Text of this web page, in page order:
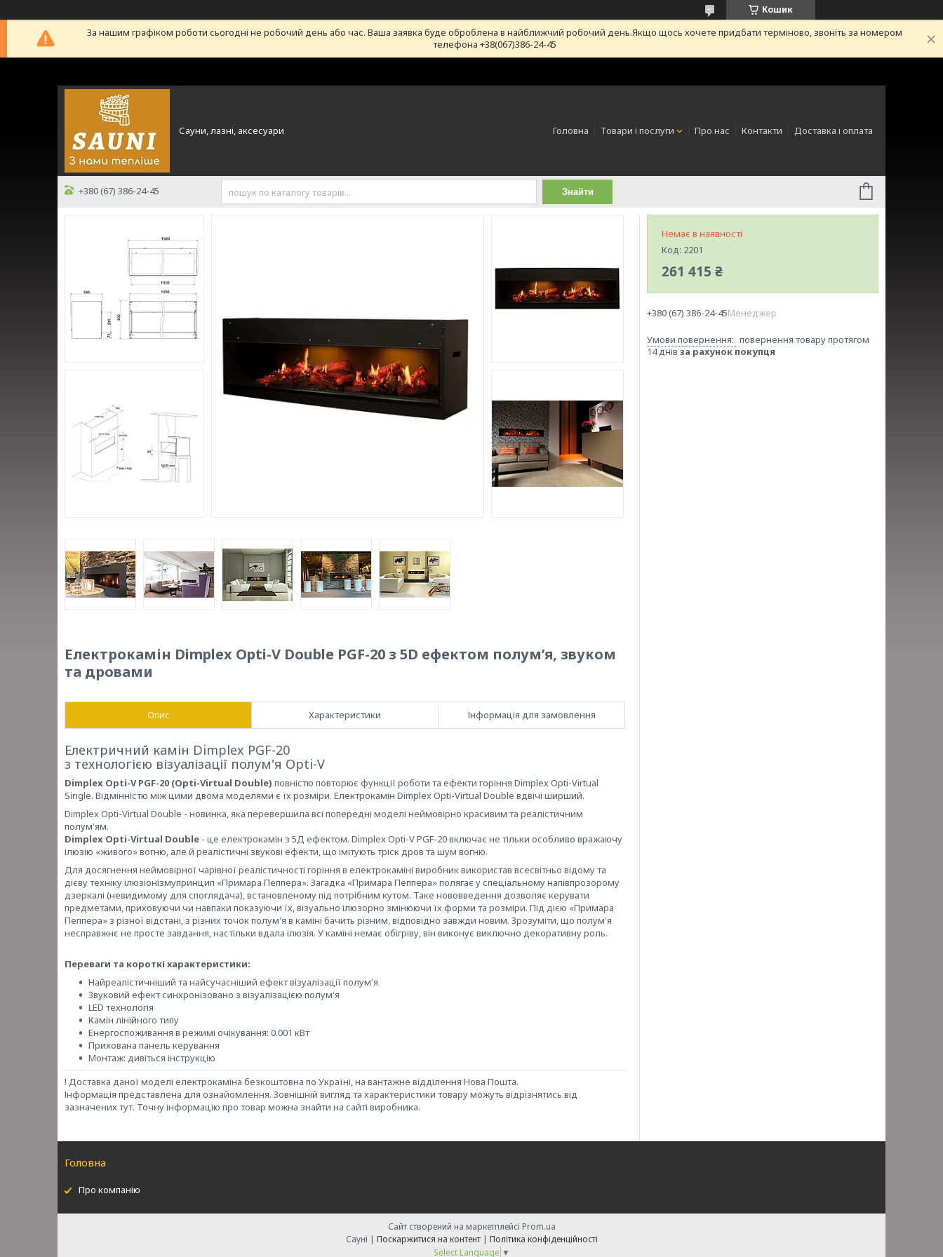
Кошик
За нашим графіком роботи сьогодні не робочий день або час. Ваша заявка буде оброблена в найближчий робочий день.Якщо щось хочете придбати терміново, звоніть за номером
телефона +38(067)386-24-45
Сауни, лазні, аксесуари Головна Товари і послуги Про нас Контакти Доставка і оплата
+380 (67) 386-24-45 Знайти
Електрокамін Dimplex Opti-V Double PGF-20 з 5D ефектом полумʼя, звуком
та дровами
Опис Характеристики Інформація для замовлення
Електричний камін Dimplex PGF-20
з технологією візуалізації полум'я Opti-V
Dimplex Opti-V PGF-20 (Opti-Virtual Double) повністю повторює функції роботи та ефекти горіння Dimplex Opti-Virtual
Single. Відмінністю між цими двома моделями є їх розміри. Електрокамін Dimplex Opti-Virtual Double вдвічі ширший.
Dimplex Opti-Virtual Double - новинка, яка перевершила всі попередні моделі неймовірно красивим та реалістичним
полум'ям.
Dimplex Opti-Virtual Double - це електрокамін з 5Д ефектом. Dimplex Opti-V PGF-20 включає не тільки особливо вражаючу
ілюзію «живого» вогню, але й реалістичні звукові ефекти, що імітують тріск дров та шум вогню.
Для досягнення неймовірної чарівної реалістичності горіння в електрокаміні виробник використав всесвітньо відому та
дієву техніку ілюзіонізмупринцип «Примара Пеппера». Загадка «Примара Пеппера» полягає у спеціальному напівпрозорому
дзеркалі (невидимому для споглядача), встановленому під потрібним кутом. Таке нововведення дозволяє керувати
предметами, приховуючи чи навпаки показуючи їх, візуально ілюзорно змінюючи їх форми та розміри. Під дією «Примара
Пеппера» з різної відстані, з різних точок полум'я в каміні бачить різним, відповідно завжди новим. Зрозуміти, що полум'я
несправжнє не просте завдання, настільки вдала ілюзія. У каміні немає обігріву, він виконує виключно декоративну роль.
Переваги та короткі характеристики:
Найреалістичніший та найсучасніший ефект візуалізації полум'я
Звуковий ефект синхронізовано з візуалізацією полум'я
LED технологія
Камін лінійного типу
Енергоспоживання в режимі очікування: 0.001 кВт
Прихована панель керування
Монтаж: дивіться інструкцію
! Доставка даної моделі електрокаміна безкоштовна по Україні, на вантажне відділення Нова Пошта.
Інформація представлена для ознайомлення. Зовнішній вигляд та характеристики товару можуть відрізнятись від
зазначених тут. Точну інформацію про товар можна знайти на сайті виробника.
Немає в наявності
Код: 2201
261 415 ₴
+380 (67) 386-24-45Менеджер
повернення товару протягом
14 днів за рахунок покупця
Головна
Про компанію
Сайт створений на маркетплейсі Prom.ua
Сауні | Поскаржитися на контент | Політика конфіденційності
Select Language ▼